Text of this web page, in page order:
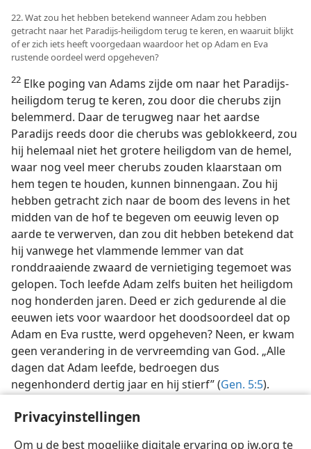
Privacyinstellingen
Om u de best mogelijke digitale ervaring op jw.org te
22. Wat zou het hebben betekend wanneer Adam zou hebben
getracht naar het Paradijs-heiligdom terug te keren, en waaruit blijkt
of er zich iets heeft voorgedaan waardoor het op Adam en Eva
rustende oordeel werd opgeheven?
22 Elke poging van Adams zijde om naar het Paradijs-
heiligdom terug te keren, zou door die cherubs zijn
belemmerd. Daar de terugweg naar het aardse
Paradijs reeds door die cherubs was geblokkeerd, zou
hij helemaal niet het grotere heiligdom van de hemel,
waar nog veel meer cherubs zouden klaarstaan om
hem tegen te houden, kunnen binnengaan. Zou hij
hebben getracht zich naar de boom des levens in het
midden van de hof te begeven om eeuwig leven op
aarde te verwerven, dan zou dit hebben betekend dat
hij vanwege het vlammende lemmer van dat
ronddraaiende zwaard de vernietiging tegemoet was
gelopen. Toch leefde Adam zelfs buiten het heiligdom
nog honderden jaren. Deed er zich gedurende al die
eeuwen iets voor waardoor het doodsoordeel dat op
Adam en Eva rustte, werd opgeheven? Neen, er kwam
geen verandering in de vervreemding van God. „Alle
dagen dat Adam leefde, bedroegen dus
negenhonderd dertig jaar en hij stierf” (Gen. 5:5).
dood. —Rom. 6:23.
(Wordt vervolgd)